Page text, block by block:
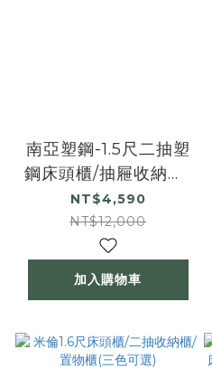
南亞塑鋼-1.5尺二抽塑
鋼床頭櫃/抽屜收納櫃/
置物櫃
NT$4,590
NT$12,000
加入購物車